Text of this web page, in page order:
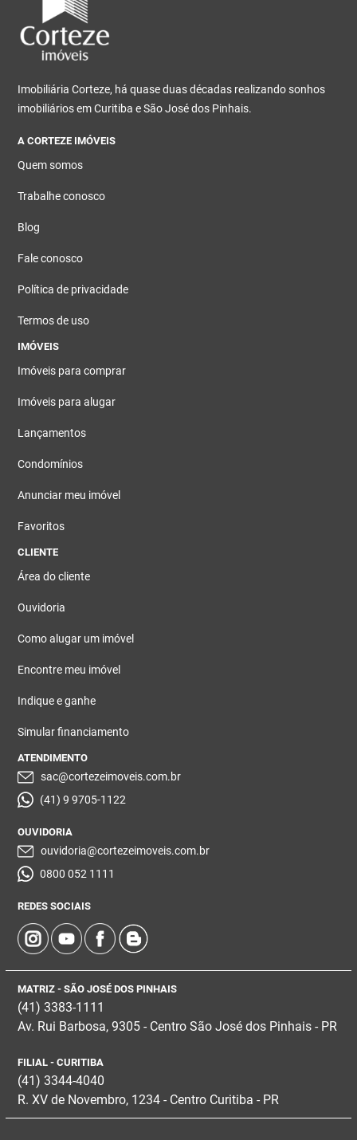
Imobiliária Corteze, há quase duas décadas realizando sonhos
imobiliários em Curitiba e São José dos Pinhais.
A CORTEZE IMÓVEIS
Quem somos
Trabalhe conosco
Blog
Fale conosco
Política de privacidade
Termos de uso
IMÓVEIS
Imóveis para comprar
Imóveis para alugar
Lançamentos
Condomínios
Anunciar meu imóvel
Favoritos
CLIENTE
Área do cliente
Ouvidoria
Como alugar um imóvel
Encontre meu imóvel
Indique e ganhe
Simular financiamento
ATENDIMENTO
sac@cortezeimoveis.com.br
(41) 9 9705-1122
OUVIDORIA
ouvidoria@cortezeimoveis.com.br
0800 052 1111
REDES SOCIAIS
MATRIZ - SÃO JOSÉ DOS PINHAIS
(41) 3383-1111
Av. Rui Barbosa, 9305 - Centro São José dos Pinhais - PR
FILIAL - CURITIBA
(41) 3344-4040
R. XV de Novembro, 1234 - Centro Curitiba - PR